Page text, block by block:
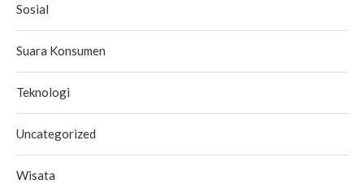
Sosial
Suara Konsumen
Teknologi
Uncategorized
Wisata